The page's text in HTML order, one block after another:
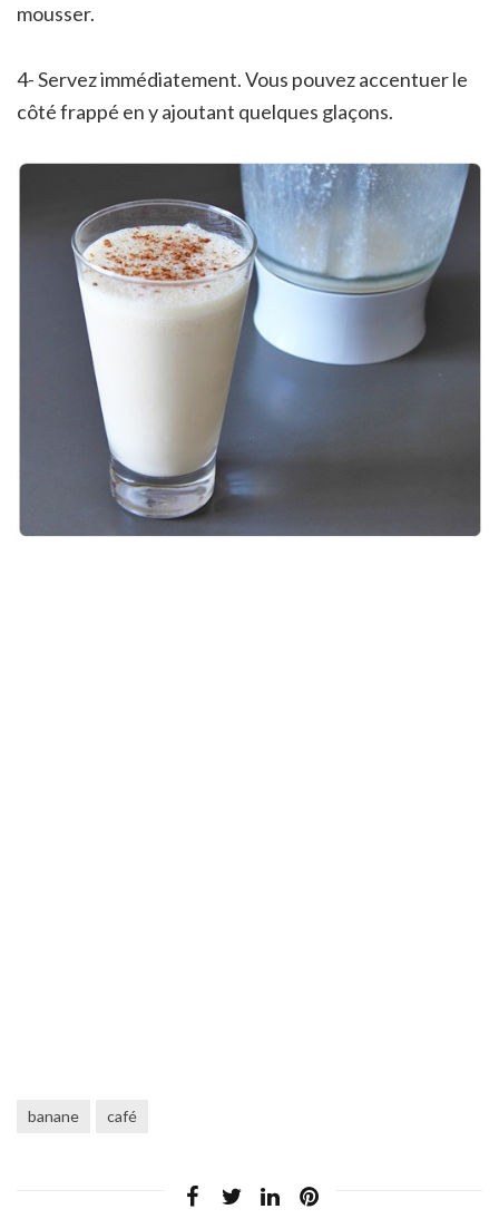
mousser.
4- Servez immédiatement. Vous pouvez accentuer le
côté frappé en y ajoutant quelques glaçons.
banane café